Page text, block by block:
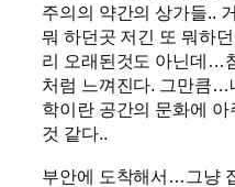
주의의 약간의 상가들..
뭐 하던곳 저긴 또 뭐하
리 오래된것도 아닌데…
처럼 느껴진다. 그만큼…
학이란 공간의 문화에
것 같다..
부안에 도착해서…그냥